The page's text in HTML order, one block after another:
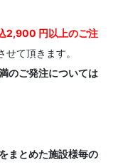
2,900 円以上のご注
せて頂きます。
のご発注については
まとめた施設様毎の